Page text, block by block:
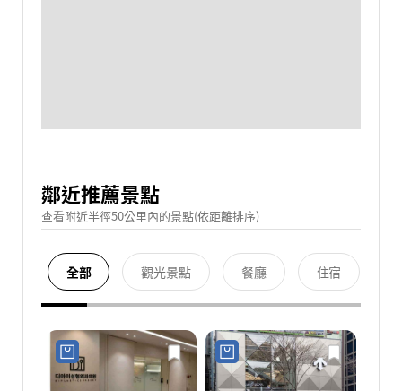
鄰近推薦景點
查看附近半徑50公里內的景點(依距離排序)
全部 觀光景點 餐廳 住宿